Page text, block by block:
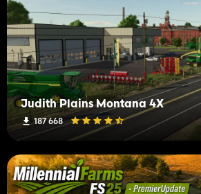
Judith Plains Montana 4X
187 668